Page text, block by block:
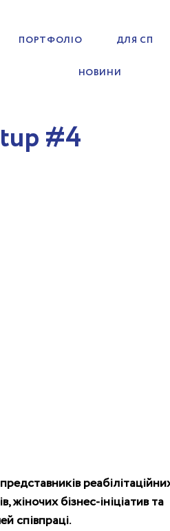
ПОРТФОЛІО ДЛЯ СП
НОВИНИ
#4
жіночих бізнес-ініціатив та
співпраці.